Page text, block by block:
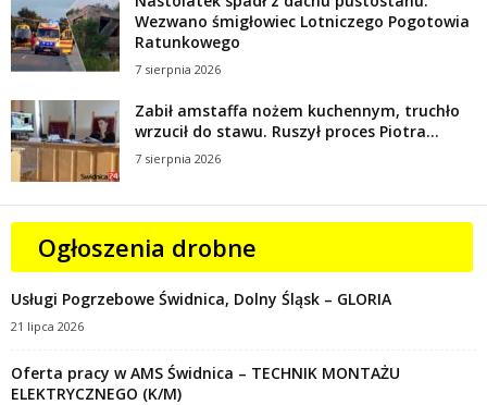
Wezwano śmigłowiec Lotniczego Pogotowia
Ratunkowego
7 sierpnia 2026
Zabił amstaffa nożem kuchennym, truchło
wrzucił do stawu. Ruszył proces Piotra...
7 sierpnia 2026
Ogłoszenia drobne
Usługi Pogrzebowe Świdnica, Dolny Śląsk – GLORIA
21 lipca 2026
Oferta pracy w AMS Świdnica – TECHNIK MONTAŻU
ELEKTRYCZNEGO (K/M)